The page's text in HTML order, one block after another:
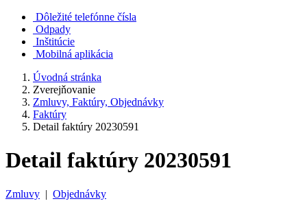
Dôležité telefónne čísla
Odpady
Inštitúcie
Mobilná aplikácia
Úvodná stránka
Zverejňovanie
Zmluvy, Faktúry, Objednávky
Faktúry
Detail faktúry 20230591
Detail faktúry 20230591
Zmluvy | Objednávky